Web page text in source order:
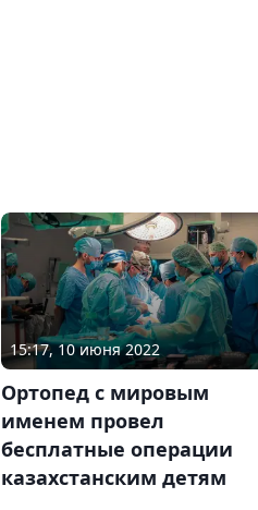
15:17, 10 июня 2022
Ортопед с мировым
именем провел
бесплатные операции
казахстанским детям